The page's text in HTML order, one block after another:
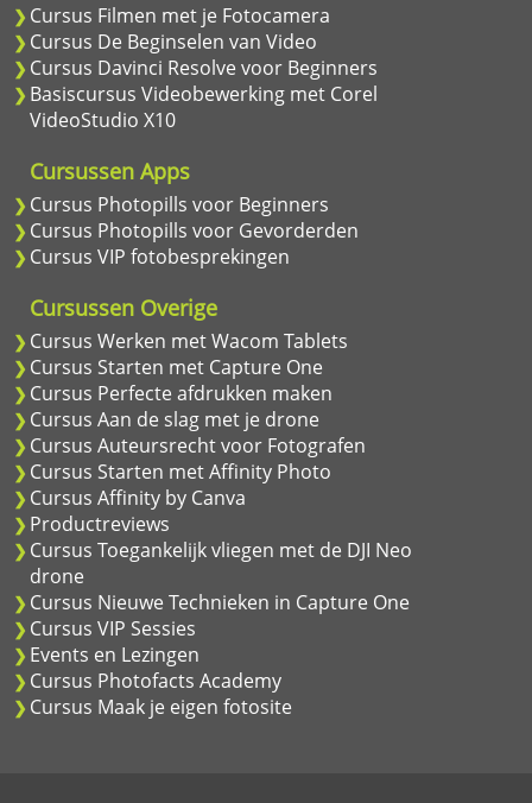
Cursus Filmen met je Fotocamera
Cursus De Beginselen van Video
Cursus Davinci Resolve voor Beginners
Basiscursus Videobewerking met Corel
VideoStudio X10
Cursussen Apps
Cursus Photopills voor Beginners
Cursus Photopills voor Gevorderden
Cursus VIP fotobesprekingen
Cursussen Overige
Cursus Werken met Wacom Tablets
Cursus Starten met Capture One
Cursus Perfecte afdrukken maken
Cursus Aan de slag met je drone
Cursus Auteursrecht voor Fotografen
Cursus Starten met Affinity Photo
Cursus Affinity by Canva
Productreviews
Cursus Toegankelijk vliegen met de DJI Neo
drone
Cursus Nieuwe Technieken in Capture One
Cursus VIP Sessies
Events en Lezingen
Cursus Photofacts Academy
Cursus Maak je eigen fotosite